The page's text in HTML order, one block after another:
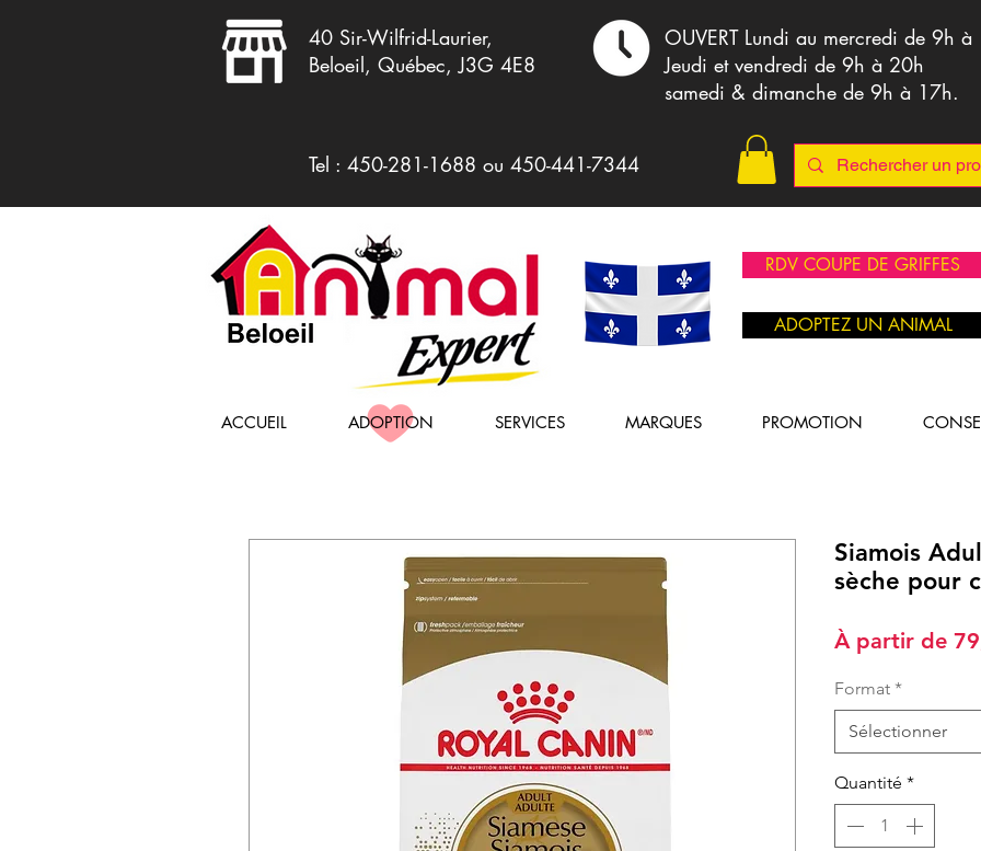
40 Sir-Wilfrid-Laurier,
Beloeil, Québec, J3G 4E8
OUVERT Lundi au mercredi de 9h à
Jeudi et vendredi de 9h à 20h
samedi & dimanche de 9h à 17h.
Tel : 450-281-1688 ou 450-441-7344
RDV COUPE DE GRIFFES
ADOPTEZ UN ANIMAL
ACCUEIL ADOPTION SERVICES MARQUES PROMOTION
Siamois
sèche pour
À partir de
Format *
Sélectionner
Quantité *